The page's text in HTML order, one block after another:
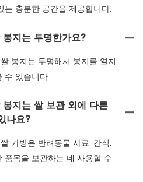
는 충분한 공간을 제공합니다.
지는 투명한가요?
봉지는 투명해서 봉지를 열지
수 있습니다.
지는 쌀 보관 외에 다른
나요?
가방은 반려동물 사료, 간식,
품목을 보관하는 데 사용할 수